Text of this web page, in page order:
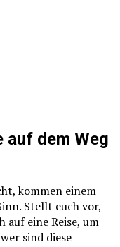
auf dem Weg
kommen einem
Stellt euch vor,
auf eine Reise, um
sind diese